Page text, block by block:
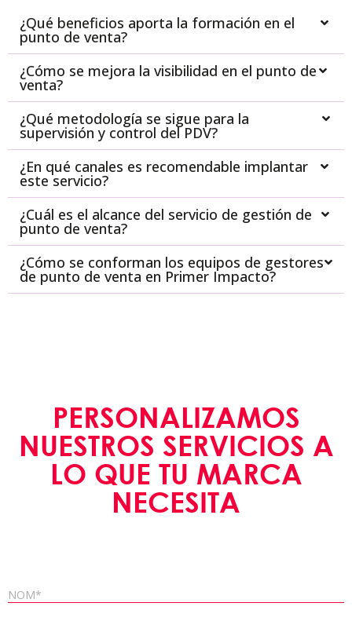
¿Qué beneficios aporta la formación en el
punto de venta?
¿Cómo se mejora la visibilidad en el punto de
venta?
¿Qué metodología se sigue para la
supervisión y control del PDV?
¿En qué canales es recomendable implantar
este servicio?
¿Cuál es el alcance del servicio de gestión de
punto de venta?
¿Cómo se conforman los equipos de gestores
de punto de venta en Primer Impacto?
PERSONALIZAMOS
NUESTROS SERVICIOS A
LO QUE TU MARCA
NECESITA